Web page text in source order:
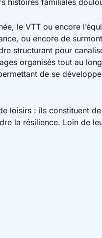
histoires familiales
le VTT ou encore
ou encore de
structurant pour
organisés tout au
de se
loisirs : ils constituent de
la résilience. Loin de